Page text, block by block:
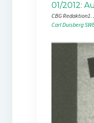
01/2012:
CBG Redaktion1.
Carl Duisberg